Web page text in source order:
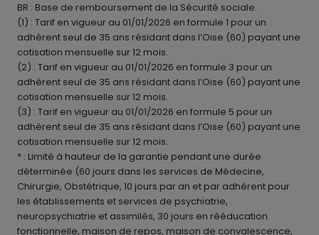
BR : Base de remboursement de la Sécurité sociale.
(1) : Tarif en vigueur au 01/01/2026 en formule 1 pour un
adhérent seul de 35 ans résidant dans l’Oise (60) payant une
cotisation mensuelle sur 12 mois.
(2) : Tarif en vigueur au 01/01/2026 en formule 3 pour un
adhérent seul de 35 ans résidant dans l’Oise (60) payant une
cotisation mensuelle sur 12 mois.
(3) : Tarif en vigueur au 01/01/2026 en formule 5 pour un
adhérent seul de 35 ans résidant dans l’Oise (60) payant une
cotisation mensuelle sur 12 mois.
* : Limité à hauteur de la garantie pendant une durée
déterminée (60 jours dans les services de Médecine,
Chirurgie, Obstétrique, 10 jours par an et par adhérent pour
les établissements et services de psychiatrie,
neuropsychiatrie et assimilés, 30 jours en rééducation
fonctionnelle, maison de repos, maison de convalescence,